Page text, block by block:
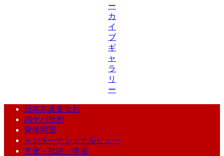
ー
カ
イ
ブ
ギ
ャ
ラ
リ
ー
日本共産党批判
内ゲバ批判
青年同盟
インターナショナルビュー
文化・批評・学習